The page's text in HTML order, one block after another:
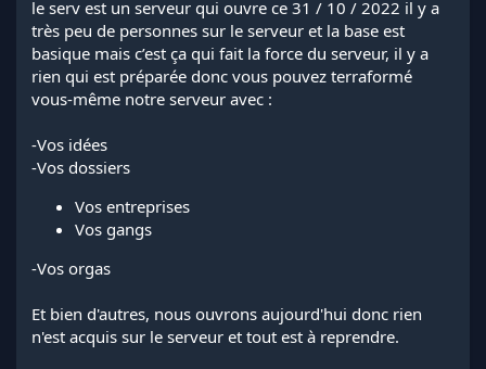
o
n
le serv est un serveur qui ouvre ce 31 / 10 / 2022 il y a
très peu de personnes sur le serveur et la base est
basique mais c’est ça qui fait la force du serveur, il y a
rien qui est préparée donc vous pouvez terraformé
vous-même notre serveur avec :
-Vos idées
-Vos dossiers
Vos entreprises
Vos gangs
-Vos orgas
Et bien d'autres, nous ouvrons aujourd'hui donc rien
n'est acquis sur le serveur et tout est à reprendre.